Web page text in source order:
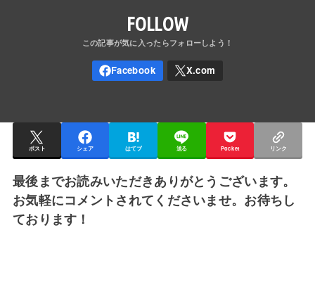
FOLLOW
ポスト シェア はてブ 送る Pocket リンク
最後までお読みいただきありがとうございます。
お気軽にコメントされてくださいませ。お待ちし
ております！